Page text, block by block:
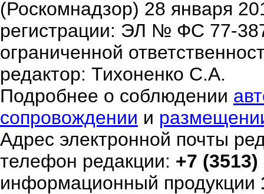
(Роскомнадзор) 28 января
регистрации: ЭЛ № ФС 77-
ограниченной
редактор: Тихоненко С.А.
Подробнее о соблюдении
сопровождении и
Адрес электронной почты
телефон редакции: +7
информационный продукции